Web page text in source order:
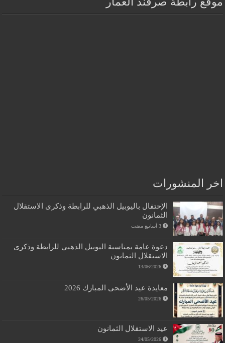
اخر المنشورات
الإحتفال باليوبيل الذهبي للرابطة وذكرى الاستقلال
الثمانون
‏3 أسابيع مضت
دعوة عامة بمناسبة اليوبيل الذهبي للرابطة وذكرى
الاستقلال الثمانون
13/06/2026
معايدة عيد الأضحى المبارك 2026
26/05/2026
عيد الاستقلال الثمانون
24/05/2026